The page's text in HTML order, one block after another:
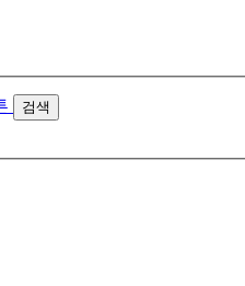
검색